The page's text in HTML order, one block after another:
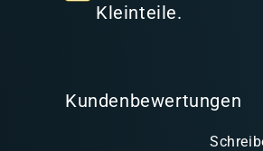
Kleinteile.
Kundenbewertungen